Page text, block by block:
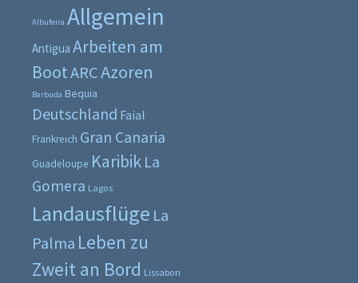
Albufeira Allgemein
Antigua Arbeiten am
BootARCAzoren
Barbuda Bequia
Deutschland Faial
Frankreich Gran Canaria
Guadeloupe Karibik La
Gomera Lagos
Landausflüge La
Palma Leben zu
Zweit an Bord Lissabon